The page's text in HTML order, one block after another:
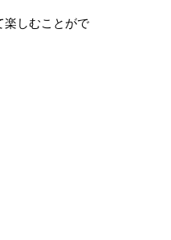
楽しむことがで